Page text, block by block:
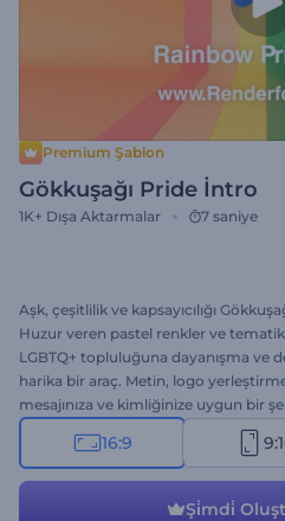
Premium Şablon
Gökkuşağı Pride İntro
1K+ Dışa Aktarmalar 7 saniye
Aşk, çeşitlilik ve kapsayıcılığı
Huzur veren pastel renkler ve
LGBTQ+ topluluğuna dayanışma ve
harika bir araç. Metin, logo
mesajınıza ve kimliğinize uygun bir
Ayı etkinlikleri, LGBTQ+ inisiyatifleri ya
yaymak istediğiniz her türlü girişim
16:9
Şi̇mdi̇